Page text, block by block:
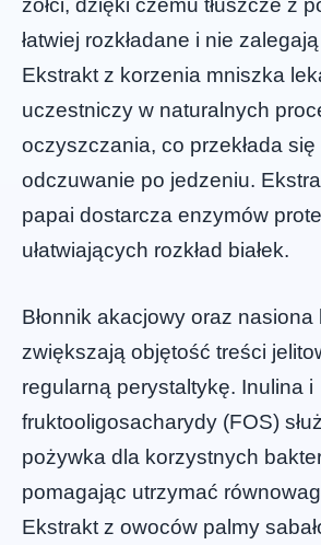
żółci, dzięki czemu tłuszcze z
łatwiej rozkładane i nie
Ekstrakt z korzenia mniszka
uczestniczy w naturalnych
oczyszczania, co przekłada
odczuwanie po jedzeniu.
papai dostarcza enzymów
ułatwiających rozkład białek.
Błonnik akacjowy oraz nasiona
zwiększają objętość treści
regularną perystaltykę. Inulina i
fruktooligosacharydy (FOS)
pożywka dla korzystnych
pomagając utrzymać
Ekstrakt z owoców palmy